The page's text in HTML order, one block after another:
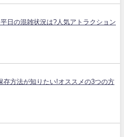
日の混雑状況は?人気アトラクション
存方法が知りたい!オススメの3つの方